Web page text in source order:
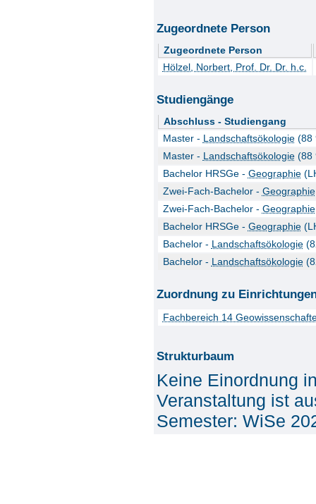
Zugeordnete Person
Zugeordnete Person
Hölzel, Norbert, Prof. Dr. Dr. h.c.
Studiengänge
Abschluss - Studiengang
Master -
Landschaftsökologie(88
Master -
Landschaftsökologie(88
Bachelor HRSGe - Geographie
Zwei-Fach-Bachelor - Geographie
Zwei-Fach-Bachelor - Geographie
Bachelor HRSGe - Geographie
Bachelor -
Landschaftsökologie
Bachelor -
Landschaftsökologie
Zuordnung zu
Fachbereich 14
Strukturbaum
Keine Einordnung
Veranstaltung ist
Semester: WiSe